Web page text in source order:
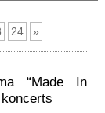
24 »
“Made In